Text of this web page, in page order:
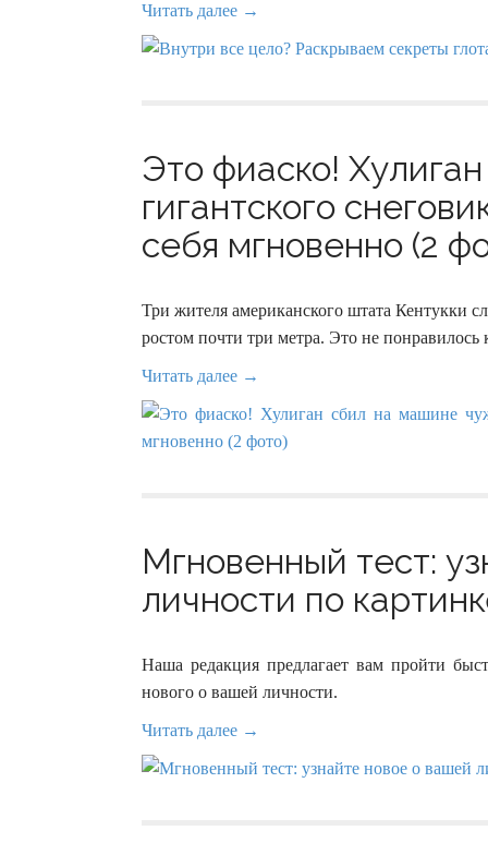
Читать далее →
Это фиаско!
гигантского
себя мгновенно (2
Три жителя американского штата Кентукки
ростом почти три метра. Это не
Читать далее →
Мгновенный тест:
личности по
Наша редакция предлагает вам пройти
нового о вашей личности.
Читать далее →